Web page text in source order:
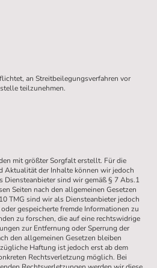
an Streitbeilegungsverfahren vor
teilzunehmen.
mit größter Sorgfalt erstellt. Für die
Aktualität der Inhalte können wir jedoch
Diensteanbieter sind wir gemäß § 7 Abs.1
Seiten nach den allgemeinen Gesetzen
TMG sind wir als Diensteanbieter jedoch
gespeicherte fremde Informationen zu
zu forschen, die auf eine rechtswidrige
zur Entfernung oder Sperrung der
den allgemeinen Gesetzen bleiben
Haftung ist jedoch erst ab dem
Rechtsverletzung möglich. Bei